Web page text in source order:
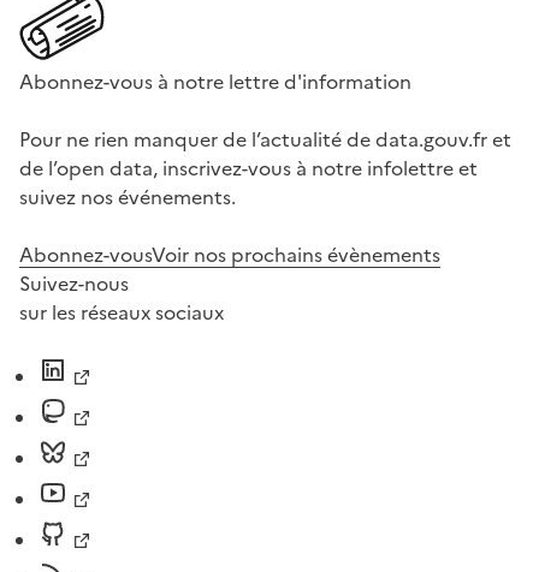
Abonnez-vous à notre lettre d'information
Pour ne rien manquer de l’actualité de data.gouv.fr et
de l’open data, inscrivez-vous à notre infolettre et
suivez nos événements.
Abonnez-vousVoir nos prochains évènements
Suivez-nous
sur les réseaux sociaux